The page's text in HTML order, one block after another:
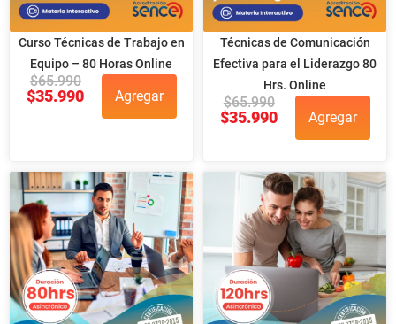
Curso Técnicas de Trabajo en
Equipo – 80 Horas Online
$65.990
$35.990 Agregar
Técnicas de Comunicación
Efectiva para el Liderazgo 80
Hrs. Online
$65.990
$35.990 Agregar